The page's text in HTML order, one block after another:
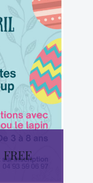
FREE